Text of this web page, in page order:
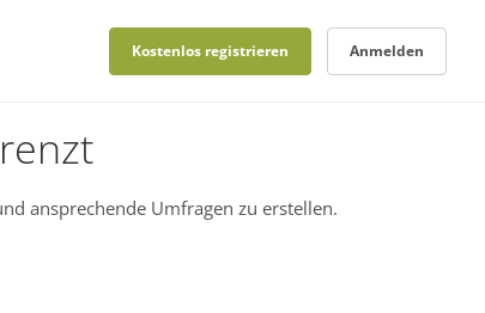
Kostenlos registrieren Anmelden
ansprechende Umfragen zu erstellen.